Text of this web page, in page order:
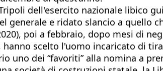
dell'esercito nazionale libico
generale e ridato slancio a quello
poi a febbraio, dopo mesi di
scelto l'uomo incaricato di
uno dei “favoriti” alla nomina a